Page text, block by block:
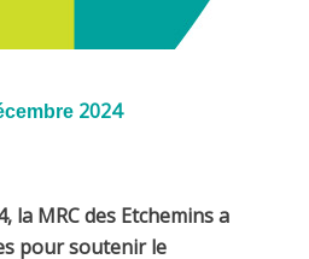
2024
la MRC des Etchemins a
pour soutenir le